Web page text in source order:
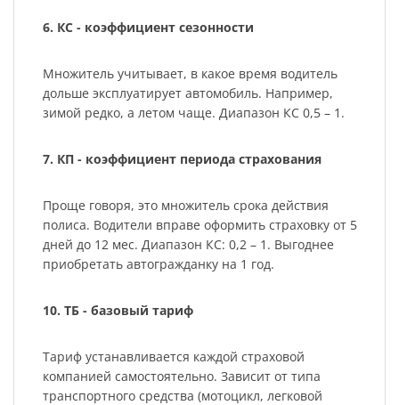
6. КС - коэффициент сезонности
Множитель учитывает, в какое время водитель
дольше эксплуатирует автомобиль. Например,
зимой редко, а летом чаще. Диапазон КС 0,5 – 1.
7. КП - коэффициент периода страхования
Проще говоря, это множитель срока действия
полиса. Водители вправе оформить страховку от 5
дней до 12 мес. Диапазон КС: 0,2 – 1. Выгоднее
приобретать автогражданку на 1 год.
10. ТБ - базовый тариф
Тариф устанавливается каждой страховой
компанией самостоятельно. Зависит от типа
транспортного средства (мотоцикл, легковой